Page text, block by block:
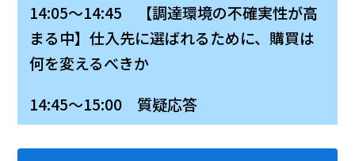
14:05～14:45 【調達環境の不確実性が高
まる中】仕入先に選ばれるために、購買は
何を変えるべきか
14:45～15:00 質疑応答